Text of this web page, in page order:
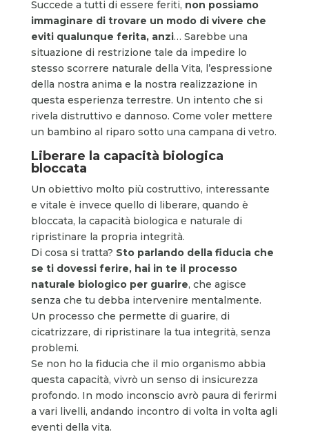
Succede a tutti di essere feriti, non possiamo
immaginare di trovare un modo di vivere che
eviti qualunque ferita, anzi… Sarebbe una
situazione di restrizione tale da impedire lo
stesso scorrere naturale della Vita, l’espressione
della nostra anima e la nostra realizzazione in
questa esperienza terrestre. Un intento che si
rivela distruttivo e dannoso. Come voler mettere
un bambino al riparo sotto una campana di vetro.
Liberare la capacità biologica
bloccata
Un obiettivo molto più costruttivo, interessante
e vitale è invece quello di liberare, quando è
bloccata, la capacità biologica e naturale di
ripristinare la propria integrità.
Di cosa si tratta? Sto parlando della fiducia che
se ti dovessi ferire, hai in te il processo
naturale biologico per guarire, che agisce
senza che tu debba intervenire mentalmente.
Un processo che permette di guarire, di
cicatrizzare, di ripristinare la tua integrità, senza
problemi.
Se non ho la fiducia che il mio organismo abbia
questa capacità, vivrò un senso di insicurezza
profondo. In modo inconscio avrò paura di ferirmi
a vari livelli, andando incontro di volta in volta agli
eventi della vita.